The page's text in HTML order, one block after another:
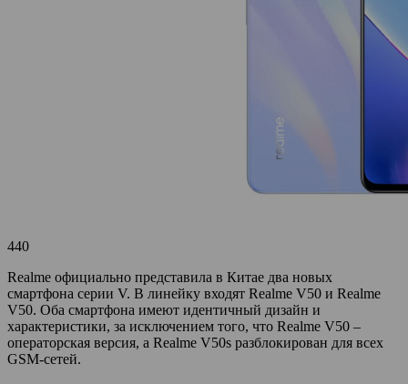
440
Realme официально представила в Китае два новых
смартфона серии V. В линейку входят Realme V50 и Realme
V50. Оба смартфона имеют идентичный дизайн и
характеристики, за исключением того, что Realme V50 –
операторская версия, а Realme V50s разблокирован для всех
GSM-сетей.